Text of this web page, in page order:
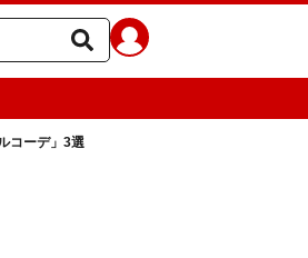
コーデ」3選